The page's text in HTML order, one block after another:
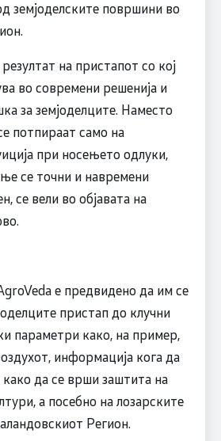
земјоделските површини во
на пристапот со кој
во современи решенија и
за земјоделците. Наместо
потпираат само на
при носењето одлуки,
се точни и навремени
се вели во објавата на
е предвидено да им се
пристап до клучни
параметри како, на пример,
информација кога да
да се врши заштита на
а посебно на лозарските
Регион.